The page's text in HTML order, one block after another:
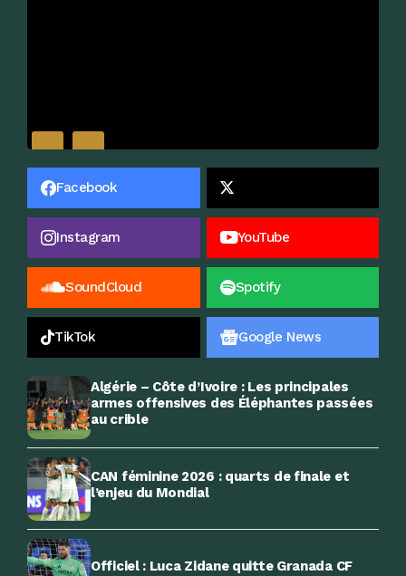
Facebook
Instagram YouTube
SoundCloud Spotify
TikTok Google News
Algérie – Côte d’Ivoire : Les principales
armes offensives des Éléphantes passées
au crible
CAN féminine 2026 : quarts de finale et
l’enjeu du Mondial
Officiel : Luca Zidane quitte Granada CF